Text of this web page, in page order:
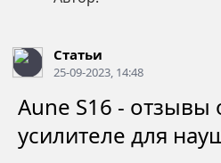
Статьи
25-09-2023, 14:48
Aune S16 -
усилителе для